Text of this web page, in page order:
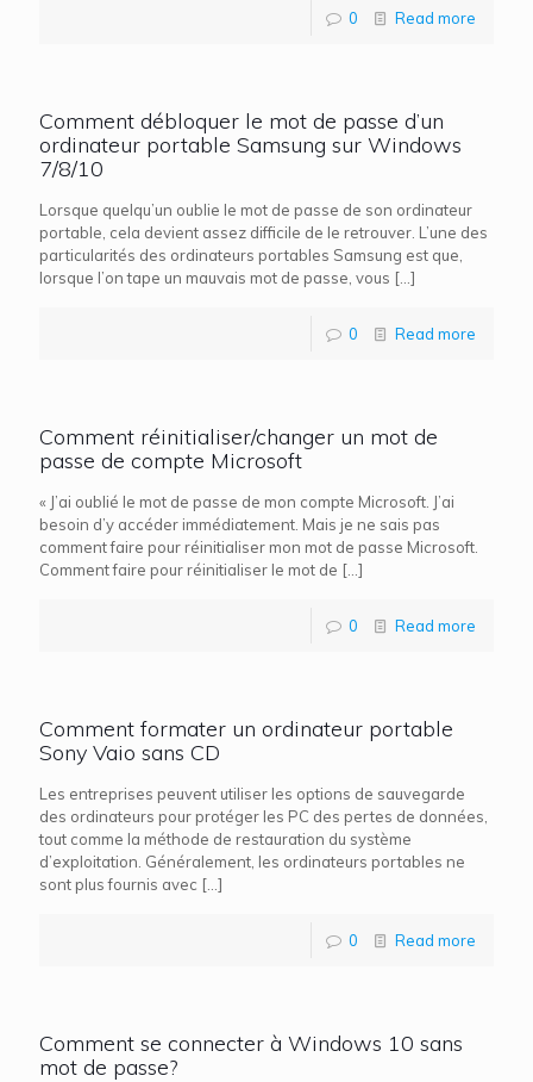
0 Read more
Comment débloquer le mot de passe d’un
ordinateur portable Samsung sur Windows
7/8/10
Lorsque quelqu’un oublie le mot de passe de son ordinateur
portable, cela devient assez difficile de le retrouver. L’une des
particularités des ordinateurs portables Samsung est que,
lorsque l’on tape un mauvais mot de passe, vous […]
0 Read more
Comment réinitialiser/changer un mot de
passe de compte Microsoft
« J’ai oublié le mot de passe de mon compte Microsoft. J’ai
besoin d’y accéder immédiatement. Mais je ne sais pas
comment faire pour réinitialiser mon mot de passe Microsoft.
Comment faire pour réinitialiser le mot de […]
0 Read more
Comment formater un ordinateur portable
Sony Vaio sans CD
Les entreprises peuvent utiliser les options de sauvegarde
des ordinateurs pour protéger les PC des pertes de données,
tout comme la méthode de restauration du système
d’exploitation. Généralement, les ordinateurs portables ne
sont plus fournis avec […]
0 Read more
Comment se connecter à Windows 10 sans
mot de passe?